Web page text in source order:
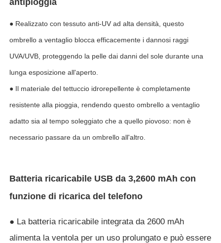
● Realizzato con tessuto anti-UV ad alta densità, questo
ombrello a ventaglio blocca efficacemente i dannosi raggi
UVA/UVB, proteggendo la pelle dai danni del sole durante una
lunga esposizione all'aperto.
● Il materiale del tettuccio idrorepellente è completamente
resistente alla pioggia, rendendo questo ombrello a ventaglio
adatto sia al tempo soleggiato che a quello piovoso: non è
necessario passare da un ombrello all'altro.
Batteria ricaricabile USB da 3,2600 mAh con
funzione di ricarica del telefono
● La batteria ricaricabile integrata da 2600 mAh
alimenta la ventola per un uso prolungato e può essere